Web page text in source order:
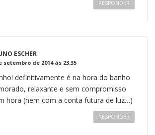
RESPONDER
ESCHER
setembro de 2014 às 23:35
definitivamente é na hora do banho
relaxante e sem compromisso
hora (nem com a conta futura de luz…)
RESPONDER